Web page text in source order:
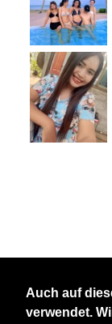
Auch auf
verwendet.